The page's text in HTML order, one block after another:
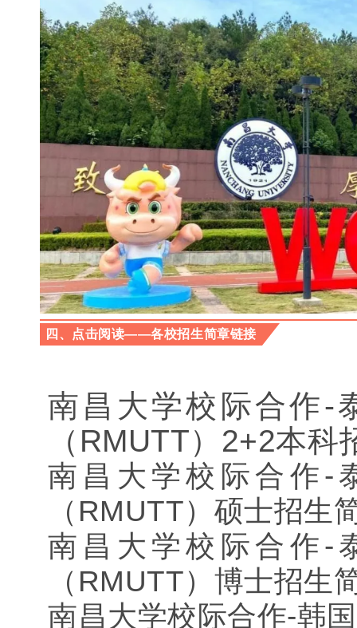
四 、 点击阅读——各校招生简章链接
南昌大学校际合作-
（RMUTT）2+2本科
南昌大学校际合作-
（RMUTT）硕士招生
南昌大学校际合作-
（RMUTT）博士招生
南昌大学校际合作-韩